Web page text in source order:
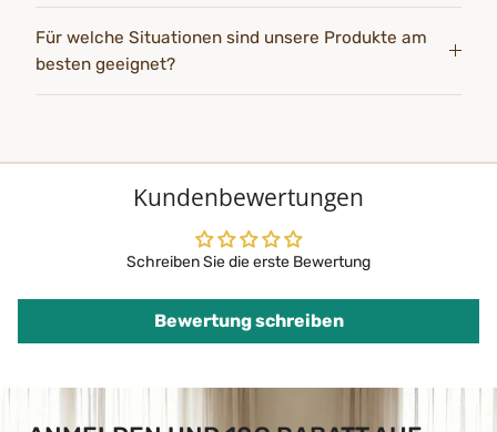
Für welche Situationen sind unsere Produkte am
besten geeignet?
Kundenbewertungen
Schreiben Sie die erste Bewertung
Bewertung schreiben